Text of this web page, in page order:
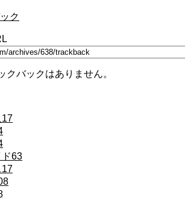
ク
クバックはありません。
17
63
17